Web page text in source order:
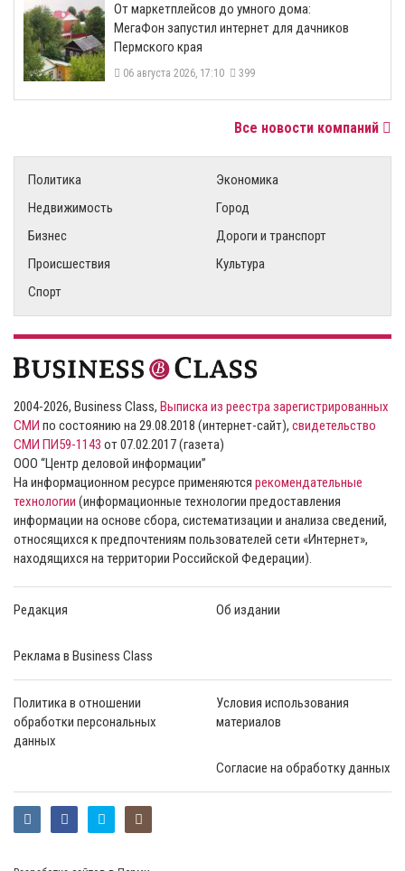
От маркетплейсов до умного дома:
МегаФон запустил интернет для дачников
Пермского края
06 августа 2026, 17:10 399
Все новости компаний
Политика
Экономика
Недвижимость
Город
Бизнес
Дороги и транспорт
Происшествия
Культура
Спорт
2004-2026, Business Class, Выписка из реестра зарегистрированных
СМИ по состоянию на 29.08.2018 (интернет-сайт), свидетельство
СМИ ПИ59-1143 от 07.02.2017 (газета)
ООО “Центр деловой информации”
На информационном ресурсе применяются рекомендательные
технологии (информационные технологии предоставления
информации на основе сбора, систематизации и анализа сведений,
относящихся к предпочтениям пользователей сети «Интернет»,
находящихся на территории Российской Федерации).
Редакция Об издании
Реклама в Business Class
Политика в отношении
обработки персональных
данных
Условия использования
материалов
Согласие на обработку данных